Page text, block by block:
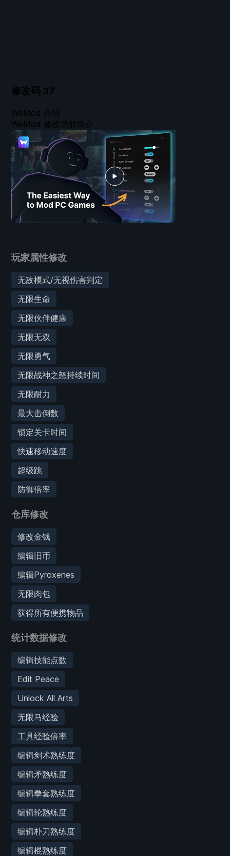
修改码 37
玩家属性修改
无敌模式/无视伤害判定
无限生命
无限伙伴健康
无限无双
无限勇气
无限战神之怒持续时间
无限耐力
最大击倒数
锁定关卡时间
快速移动速度
超级跳
防御倍率
仓库修改
修改金钱
编辑旧币
编辑Pyroxenes
无限肉包
获得所有便携物品
统计数据修改
编辑技能点数
Edit Peace
Unlock All Arts
无限马经验
工具经验倍率
编辑剑术熟练度
编辑矛熟练度
编辑拳套熟练度
编辑轮熟练度
编辑朴刀熟练度
编辑棍熟练度
WeMod 介绍
WeMod 修改功能简介